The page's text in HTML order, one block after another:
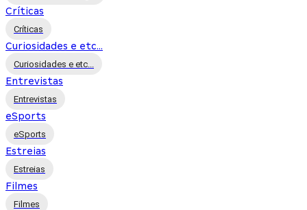
Críticas
Críticas
Curiosidades e etc...
Curiosidades e etc...
Entrevistas
Entrevistas
eSports
eSports
Estreias
Estreias
Filmes
Filmes